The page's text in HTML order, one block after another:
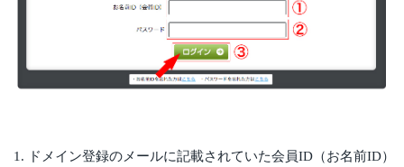
ドメイン登録のメールに記載されていた会員ID（お名前ID）